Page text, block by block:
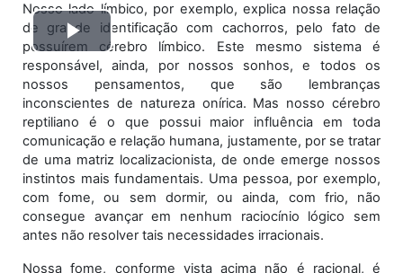
Tocar
Vídeo
Nosso lado límbico, por exemplo, explica nossa relação
de grande identificação com cachorros, pelo fato de
possuírem cérebro límbico. Este mesmo sistema é
responsável, ainda, por nossos sonhos, e todos os
nossos pensamentos, que são lembranças
inconscientes de natureza onírica. Mas nosso cérebro
reptiliano é o que possui maior influência em toda
comunicação e relação humana, justamente, por se tratar
de uma matriz localizacionista, de onde emerge nossos
instintos mais fundamentais. Uma pessoa, por exemplo,
com fome, ou sem dormir, ou ainda, com frio, não
consegue avançar em nenhum raciocínio lógico sem
antes não resolver tais necessidades irracionais.
Nossa fome, conforme vista acima não é racional, é